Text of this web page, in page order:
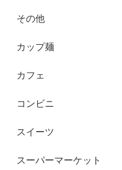
その他
カップ麺
カフェ
コンビニ
スイーツ
スーパーマーケット